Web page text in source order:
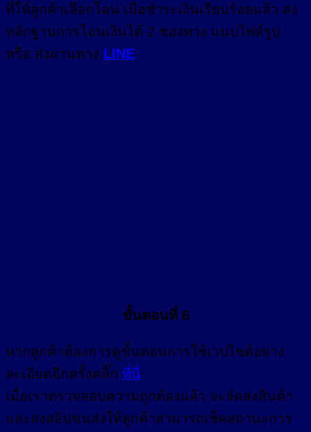
ที่ให้ลูกค้าเลือกโอน เมื่อชำระเงินเรียบร้อยแล้ว ส่ง
หลักฐานการโอนเงินได้ 2 ช่องทาง แนบไฟล์รูป
หรือ ส่งผ่านทาง LINE
ขั้นตอนที่ 6
หากลูกค้าต้องการดูขั้นตอนการใช้เวปไซต์อย่าง
ละเอียดอีกครั้งคลิ๊ก ที่นี่
เมื่อเราตรวจสอบความถูกต้องแล้ว จะจัดส่งสินค้า
และส่งสลิปขนส่งให้ลูกค้าสามารถเช็คสถานะการ